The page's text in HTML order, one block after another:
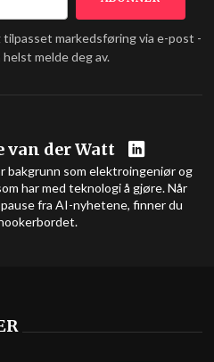
tilpasset markedsføring via e-post -
helst melde deg av.
van der Watt
bakgrunn som elektroingeniør og
har med teknologi å gjøre. Når
fra AI-nyhetene, finner du